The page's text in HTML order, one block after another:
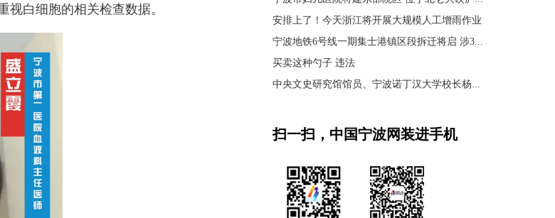
白细胞的相关检查数据。
安排上了！今天浙江将开展大规模人工增雨作业
宁波地铁6号线一期集士港镇区段拆迁将启 涉3...
买卖这种勺子 违法
中央文史研究馆馆员、宁波诺丁汉大学校长杨...
扫一扫，中国宁波网装进手机